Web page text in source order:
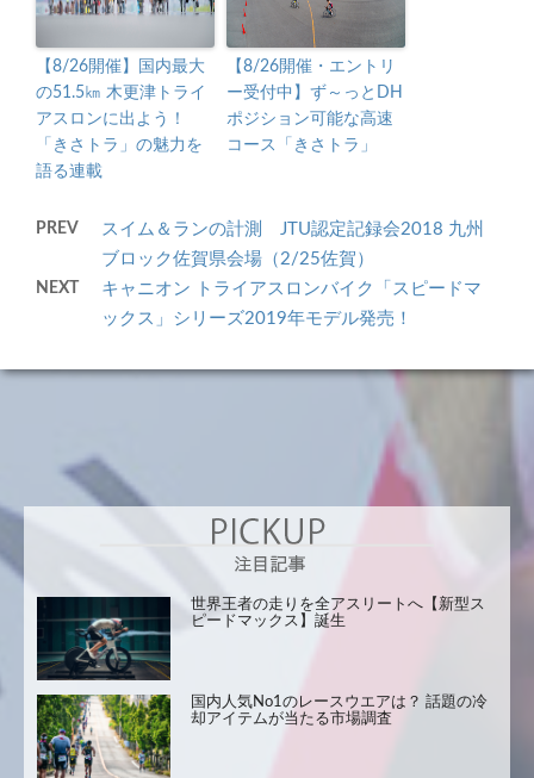
【8/26開催】国内最大
の51.5㎞ 木更津トライ
アスロンに出よう！
「きさトラ」の魅力を
語る連載
【8/26開催・エントリ
ー受付中】ず～っとDH
ポジション可能な高速
コース「きさトラ」
PREV
スイム＆ランの計測 JTU認定記録会2018 九州
ブロック佐賀県会場（2/25佐賀）
NEXT
キャニオン トライアスロンバイク「スピードマ
ックス」シリーズ2019年モデル発売！
世界王者の走りを全アスリートへ【新型ス
ピードマックス】誕生
国内人気No1のレースウエアは？ 話題の冷
却アイテムが当たる市場調査